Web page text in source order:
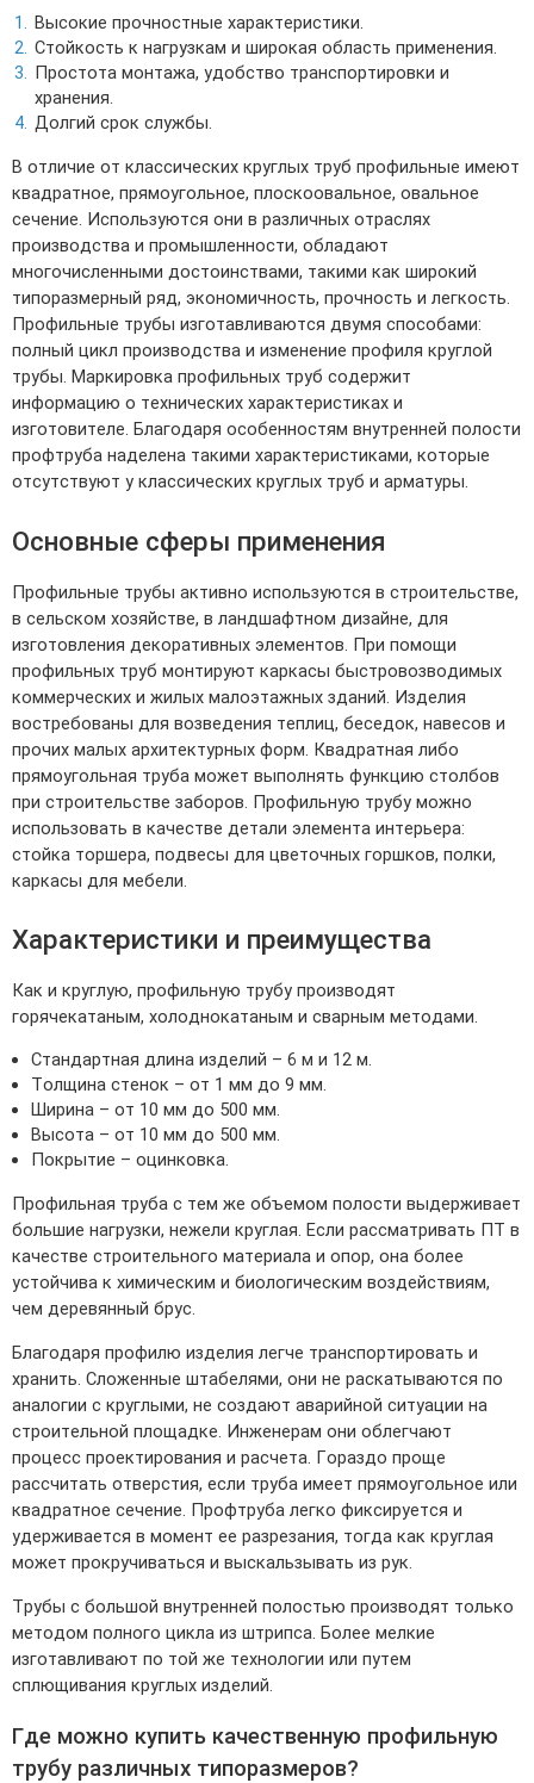
Высокие прочностные характеристики.
Стойкость к нагрузкам и широкая область применения.
Простота монтажа, удобство транспортировки и
хранения.
Долгий срок службы.
В отличие от классических круглых труб профильные имеют
квадратное, прямоугольное, плоскоовальное, овальное
сечение. Используются они в различных отраслях
производства и промышленности, обладают
многочисленными достоинствами, такими как широкий
типоразмерный ряд, экономичность, прочность и легкость.
Профильные трубы изготавливаются двумя способами:
полный цикл производства и изменение профиля круглой
трубы. Маркировка профильных труб содержит
информацию о технических характеристиках и
изготовителе. Благодаря особенностям внутренней полости
профтруба наделена такими характеристиками, которые
отсутствуют у классических круглых труб и арматуры.
Основные сферы применения
Профильные трубы активно используются в строительстве,
в сельском хозяйстве, в ландшафтном дизайне, для
изготовления декоративных элементов. При помощи
профильных труб монтируют каркасы быстровозводимых
коммерческих и жилых малоэтажных зданий. Изделия
востребованы для возведения теплиц, беседок, навесов и
прочих малых архитектурных форм. Квадратная либо
прямоугольная труба может выполнять функцию столбов
при строительстве заборов. Профильную трубу можно
использовать в качестве детали элемента интерьера:
стойка торшера, подвесы для цветочных горшков, полки,
каркасы для мебели.
Характеристики и преимущества
Как и круглую, профильную трубу производят
горячекатаным, холоднокатаным и сварным методами.
Стандартная длина изделий – 6 м и 12 м.
Толщина стенок – от 1 мм до 9 мм.
Ширина – от 10 мм до 500 мм.
Высота – от 10 мм до 500 мм.
Покрытие – оцинковка.
Профильная труба с тем же объемом полости выдерживает
большие нагрузки, нежели круглая. Если рассматривать ПТ в
качестве строительного материала и опор, она более
устойчива к химическим и биологическим воздействиям,
чем деревянный брус.
Благодаря профилю изделия легче транспортировать и
хранить. Сложенные штабелями, они не раскатываются по
аналогии с круглыми, не создают аварийной ситуации на
строительной площадке. Инженерам они облегчают
процесс проектирования и расчета. Гораздо проще
рассчитать отверстия, если труба имеет прямоугольное или
квадратное сечение. Профтруба легко фиксируется и
удерживается в момент ее разрезания, тогда как круглая
может прокручиваться и выскальзывать из рук.
Трубы с большой внутренней полостью производят только
методом полного цикла из штрипса. Более мелкие
изготавливают по той же технологии или путем
сплющивания круглых изделий.
Где можно купить качественную профильную
трубу различных типоразмеров?